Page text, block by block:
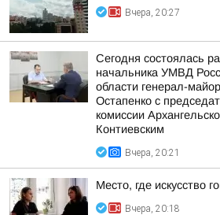
Вчера, 20:27
Сегодня состоялась
начальника УМВД
области генерал-
Остапенко с
комиссии
Контиевским
Вчера, 20:21
Место, где искусство
Вчера, 20:18